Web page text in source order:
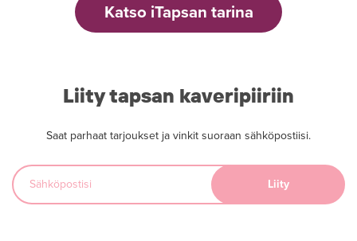
Katso iTapsan tarina
Liity tapsan kaveripiiriin
Saat parhaat tarjoukset ja vinkit suoraan sähköpostiisi.